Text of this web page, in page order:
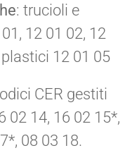
: trucioli e
12 01 02, 12
12 01 05
CER gestiti
02 14, 16 02 15*,
08 03 18.